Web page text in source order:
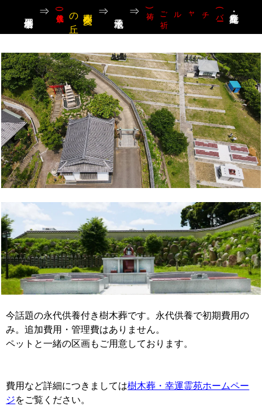
⇒ 丘
(永代供養) ⇒ ⇒ (
バ
ー
チャルご
祈
祷)
今話題の永代供養付き樹木葬です。永代供養で初期費用の
み。追加費用・管理費はありません。
ペットと一緒の区画もご用意しております。
費用など詳細につきましては樹木葬・幸運霊苑ホームペー
ジをご覧ください。